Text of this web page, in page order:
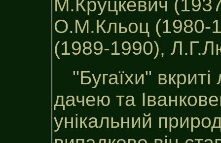
М.Круцкевич
О.М.Кльоц (1980-
(1989-1990),
"Бугаїхи"
дачею та
унікальний